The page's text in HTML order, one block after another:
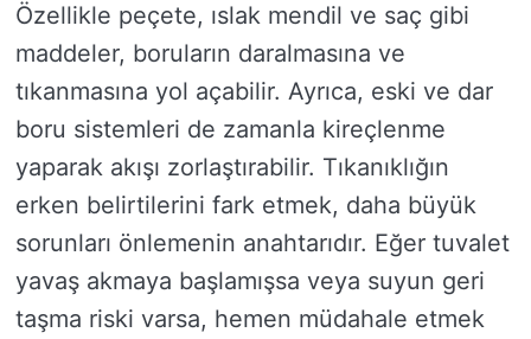
Özellikle peçete, ıslak mendil ve saç gibi
maddeler, boruların daralmasına ve
tıkanmasına yol açabilir. Ayrıca, eski ve dar
boru sistemleri de zamanla kireçlenme
yaparak akışı zorlaştırabilir. Tıkanıklığın
erken belirtilerini fark etmek, daha büyük
sorunları önlemenin anahtarıdır. Eğer tuvalet
yavaş akmaya başlamışsa veya suyun geri
taşma riski varsa, hemen müdahale etmek